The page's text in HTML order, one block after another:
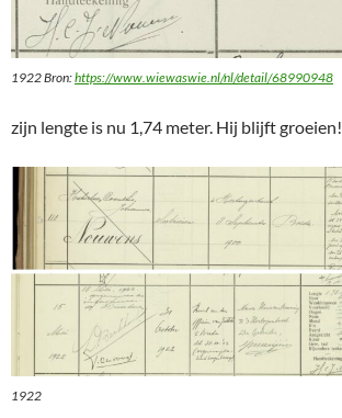
1922 Bron:https://www.wiewaswie.nl/nl/detail/68990948
zijn lengte is nu 1,74 meter. Hij blijft groeien!
1922